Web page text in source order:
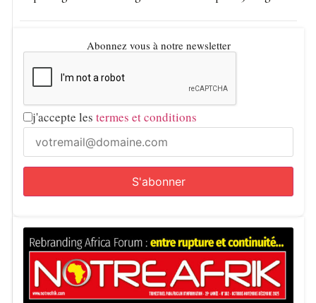
Abonnez vous à notre newsletter
j'accepte les termes et conditions